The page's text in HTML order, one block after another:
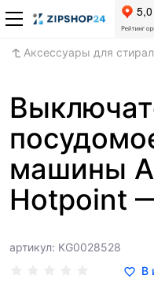
Аксессуары для
машины
Hotpoint
артикул: KG0028528
В